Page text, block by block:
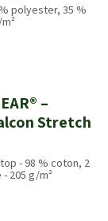
polyester, 35 %
–
Stretch
- 98 % coton, 2
205 g/m²